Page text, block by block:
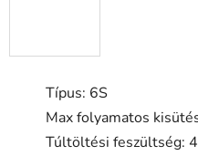
Típus: 6S
Max folyamatos
Túltöltési feszültség: